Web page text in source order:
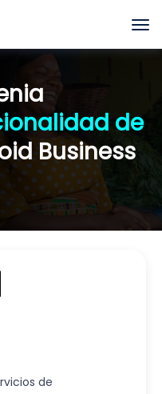
de
Business
de